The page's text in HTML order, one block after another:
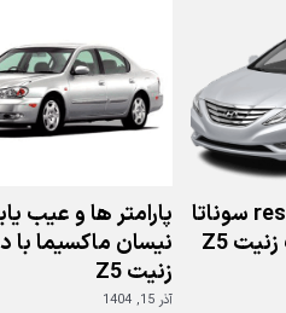
کالیبراسیون resolver سوناتا
پارامتر ها و عیب
نیسان ماکسیما با
زنیت Z5
آذر 15, 1404